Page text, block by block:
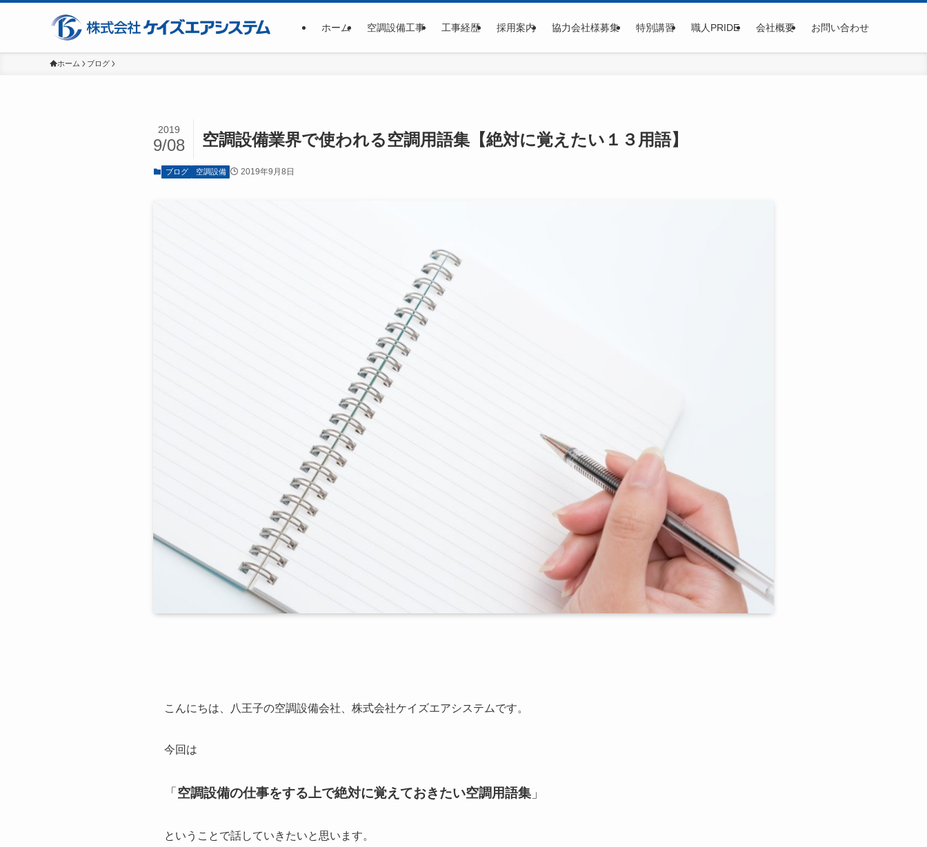
ホーム 空調設備工事 工事経歴 採用案内 協力会社様募集 特別講習 職人PRIDE 会社概要 お問い合わせ
ホーム ブログ
空調設備業界で使われる空調用語集【絶対に覚えたい１３用語】
2019
9/08
ブログ 空調設備 2019年9月8日
こんにちは、八王子の空調設備会社、株式会社ケイズエアシステムです。
今回は
「 空調設備の仕事をする上で絶対に覚えておきたい空調用語集 」
ということで話していきたいと思います。